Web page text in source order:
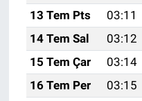
13 Tem Pts
03:11
14 Tem Sal
03:12
15 Tem Çar
03:14
16 Tem Per
03:15